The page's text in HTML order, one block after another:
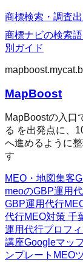
商標検索・調査
商標ナビの検索
別ガイド
MapBoost
MapBoostの入口
る を出発点に、
へ進めるように
す
MEO・地図集客
meoのGBP運用
GBP運用代行
代行MEO対策 千
運用代行プロフ
講座Googleマッ
ンプレート MEO